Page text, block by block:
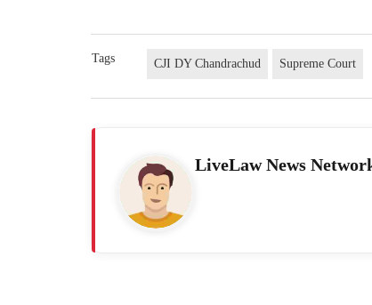
Tags CJI DY Chandrachud Supreme Court
LiveLaw News